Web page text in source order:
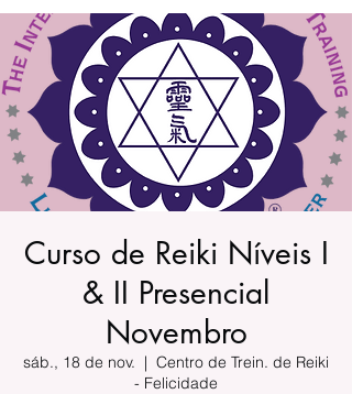
Curso de Reiki Níveis I
& II Presencial
Novembro
sáb., 18 de nov.
  |
Centro de Trein. de Reiki
- Felicidade